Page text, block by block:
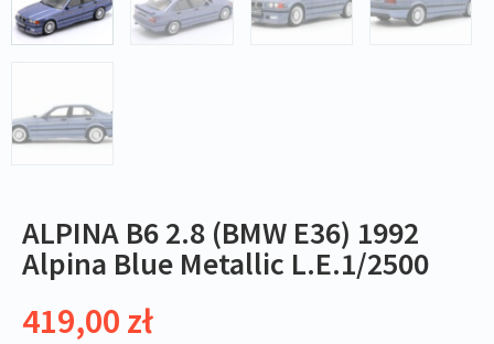
ALPINA B6 2.8 (BMW E36) 1992
Alpina Blue Metallic L.E.1/2500
419,00 zł